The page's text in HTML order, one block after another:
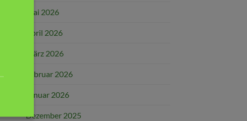
Mai 2026
April 2026
März 2026
Februar 2026
Januar 2026
Dezember 2025